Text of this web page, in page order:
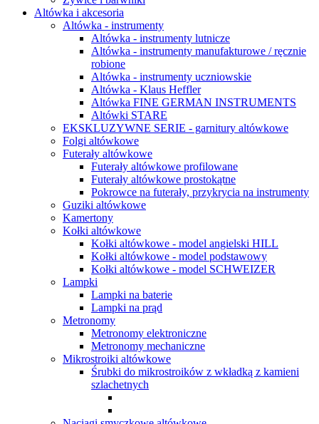
Altówka i akcesoria
Altówka - instrumenty
Altówka - instrumenty lutnicze
Altówka - instrumenty manufakturowe / ręcznie
robione
Altówka - instrumenty uczniowskie
Altówka - Klaus Heffler
Altówka FINE GERMAN INSTRUMENTS
Altówki STARE
EKSKLUZYWNE SERIE - garnitury altówkowe
Folgi altówkowe
Futerały altówkowe
Futerały altówkowe profilowane
Futerały altówkowe prostokątne
Pokrowce na futerały, przykrycia na instrumenty
Guziki altówkowe
Kamertony
Kołki altówkowe
Kołki altówkowe - model angielski HILL
Kołki altówkowe - model podstawowy
Kołki altówkowe - model SCHWEIZER
Lampki
Lampki na baterie
Lampki na prąd
Metronomy
Metronomy elektroniczne
Metronomy mechaniczne
Mikrostroiki altówkowe
Śrubki do mikrostroików z wkładką z kamieni
szlachetnych